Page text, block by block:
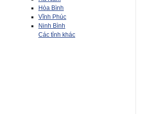
Hòa Bình
Vĩnh Phúc
Ninh Bình
Các tỉnh khác